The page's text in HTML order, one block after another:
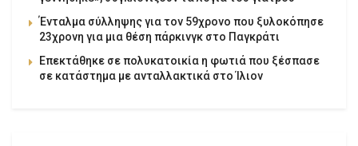
Ένταλμα σύλληψης για τον 59χρονο που ξυλοκόπησε
23χρονη για μια θέση πάρκινγκ στο Παγκράτι
Επεκτάθηκε σε πολυκατοικία η φωτιά που ξέσπασε
σε κατάστημα με ανταλλακτικά στο Ίλιον